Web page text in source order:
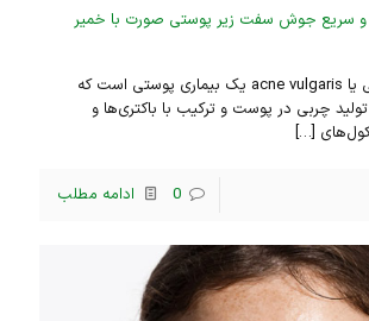
و سریع جوش سفت زیر پوستی صورت با خمیر
جوش زیر پوستی یا acne vulgaris یک بیماری پوستی است که
چربی در پوست و ترکیب با باکتری‌ها و
[…]
0 ادامه مطلب